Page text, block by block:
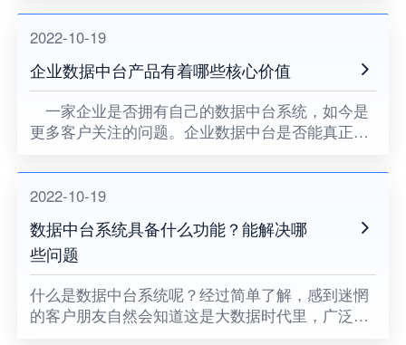
够对各类数据痛点问题，达到一针见血的作用呢？
经过以下的详细介绍，就能
2022-10-19
企业数据中台产品有着哪些核心价值
一家企业是否拥有自己的数据中台系统，如今是
更多客户关注的问题。企业数据中台是否能真正解
用，必然不能让企业感受到数字化、智能化的优
势。当我们耐心查看更多介绍
2022-10-19
数据中台系统具备什么功能？能解决哪
些问题
什么是数据中台系统呢？经过简单了解，感到迷惘
的客户朋友自然会知道这是大数据时代里，广泛应